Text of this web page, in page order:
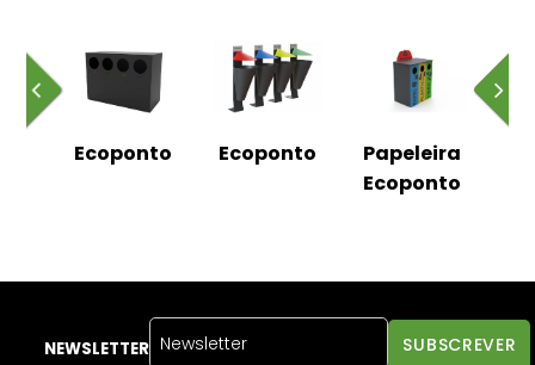
Ecoponto Ecoponto
Papeleira
Ecoponto
NEWSLETTER